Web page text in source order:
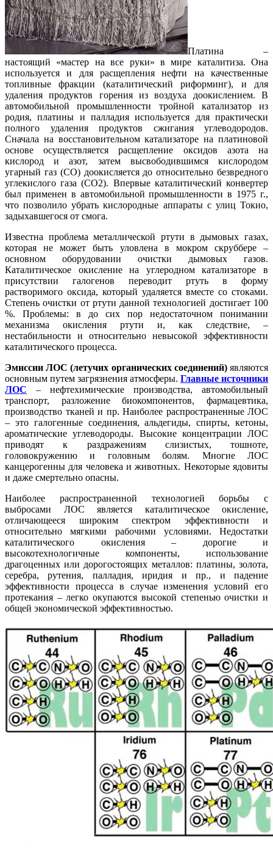
Платина –
настоящий «мастер на все руки» в мире каталитиза. Она
используется и для расщепления нефти на качественные
топливные фракции (каталитический риформинг), и для
удаления продуктов горения из воздуха доокислением. В
автомобильной промышленности тройной катализатор из
родия, платины и палладия используется для практически
полного удаления продуктов сжигания углеводородов.
Сначала на восстановительном катализаторе на платиновой
основе осуществляется расщепление оксидов азота на
кислород и азот, затем высвободившимся кислородом
угарный газ (CO) доокисляется до относительно безвредного
углекислого газа (СО2). Впервые каталитический конвертер
был применен в автомобильной промышленности в 1975 г.,
что позволило убрать кислородные аппараты с улиц Токио,
задыхавшегося от смога.
Известна проблема металлической ртути в дымовых газах,
которая не может быть уловлена в мокром скруббере –
основном оборудовании очистки дымовых газов.
Каталитическое окисление на углеродном катализаторе в
присутствии галогенов переводит ртуть в форму
растворимого оксида, который удаляется вместе со стоками.
Степень очистки от ртути данной технологией достигает 100
%. Проблемы: в до сих пор недостаточном понимании
механизма окисления ртути и, как следствие, –
нестабильности и относительно невысокой эффективности
каталитического процесса.
Эмиссии ЛОС (летучих органических соединений)являются
основным путем загрязнения атмосферы. Главные источники
ЛОС – нефтехимические производства, автомобильный
транспорт, разложение биокомпонентов, фармацевтика,
производство тканей и пр. Наиболее распространенные ЛОС
– это галогенные соединения, альдегиды, спирты, кетоны,
ароматические углеводороды. Высокие концентрации ЛОС
приводят к раздражениям слизистых, тошноте,
головокружению и головным болям. Многие ЛОС
канцерогенны для человека и животных. Некоторые ядовиты
и даже смертельно опасны.
Наиболее распространенной технологией борьбы с
выбросами ЛОС является каталитическое окисление,
отличающееся широким спектром эффективности и
относительно мягкими рабочими условиями. Недостатки
каталитического окисления – дорогие и
высокотехнологичные компоненты, использование
драгоценных или дорогостоящих металлов: платины, золота,
серебра, рутения, палладия, иридия и пр., и падение
эффективности процесса в случае изменения условий его
протекания – легко окупаются высокой степенью очистки и
общей экономической эффективностью.